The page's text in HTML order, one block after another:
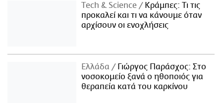
Τech & Science
Κράμπες: Τι τις
προκαλεί και τι να κάνουμε όταν
αρχίσουν οι ενοχλήσεις
Ελλάδα
Γιώργος Παράσχος: Στο
νοσοκομείο ξανά ο ηθοποιός για
θεραπεία κατά του καρκίνου